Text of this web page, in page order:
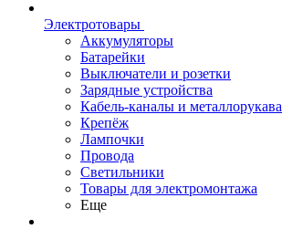
Электротовары
Аккумуляторы
Батарейки
Выключатели и розетки
Зарядные устройства
Кабель-каналы и металлорукава
Крепёж
Лампочки
Провода
Светильники
Товары для электромонтажа
Еще